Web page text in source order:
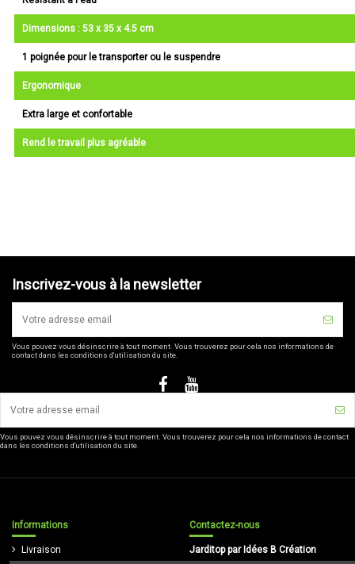
Dimensions : 53 x 35 x 4.5 cm
1 poignée pour le transporter ou le suspendre
Ergonomique
Extra large et confortable
Rend le travail plus agréable
Inscrivez-vous à la newsletter
Vous pouvez vous désinscrire à tout moment. Vous trouverez pour cela nos informations de
contact dans les conditions d'utilisation du site.
Vous pouvez vous désinscrire à tout moment. Vous trouverez pour cela nos informations de contact
dans les conditions d'utilisation du site.
Informations
Livraison
Contactez-nous
Jarditop par Idées B Création